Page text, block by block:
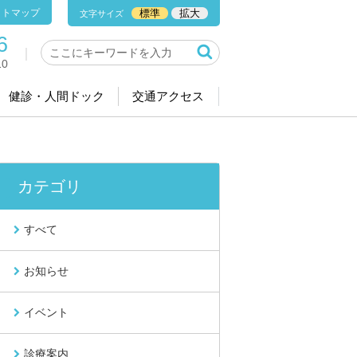
マップ 文字サイズ 標準 拡大
健診・人間ドック 交通アクセス
カテゴリ
すべて
お知らせ
イベント
診療案内